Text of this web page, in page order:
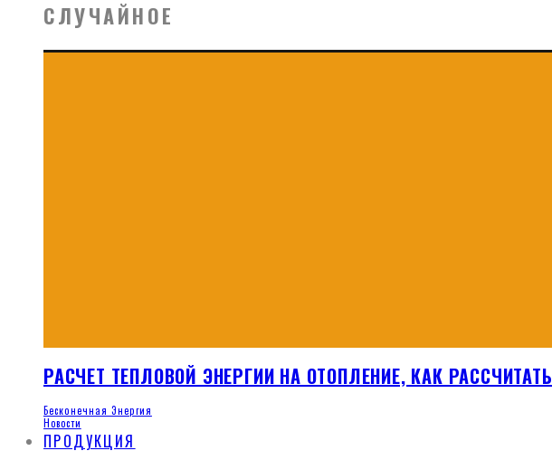
СЛУЧАЙНОЕ
РАСЧЕТ ТЕПЛОВОЙ ЭНЕРГИИ НА ОТОПЛЕНИЕ, КАК РАССЧИТАТЬ
Бесконечная Энергия
Новости
ПРОДУКЦИЯ